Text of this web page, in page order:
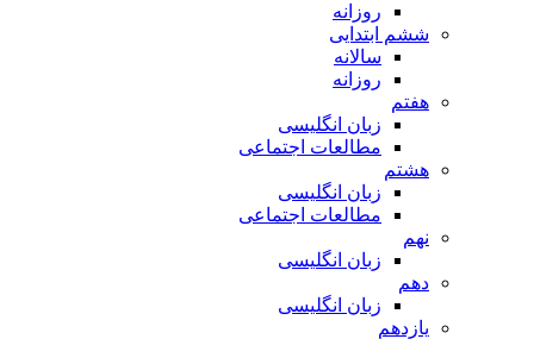
روزانه
ششم ابتدایی
سالانه
روزانه
هفتم
زبان انگلیسی
مطالعات اجتماعی
هشتم
زبان انگلیسی
مطالعات اجتماعی
نهم
زبان انگلیسی
دهم
زبان انگلیسی
یازدهم